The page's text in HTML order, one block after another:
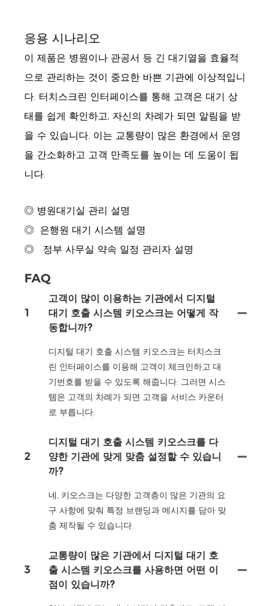
응용 시나리오
이 제품은 병원이나 관공서 등 긴 대기열을 효율적
으로 관리하는 것이 중요한 바쁜 기관에 이상적입니
다. 터치스크린 인터페이스를 통해 고객은 대기 상
태를 쉽게 확인하고, 자신의 차례가 되면 알림을 받
을 수 있습니다. 이는 교통량이 많은 환경에서 운영
을 간소화하고 고객 만족도를 높이는 데 도움이 됩
니다.
◎ 병원대기실 관리 설명
◎ 은행원 대기 시스템 설명
◎
정부 사무실 약속 일정 관리자 설명
FAQ
1
고객이 많이 이용하는 기관에서 디지털
대기 호출 시스템 키오스크는 어떻게 작
동합니까?
디지털 대기 호출 시스템 키오스크는 터치스크
린 인터페이스를 이용해 고객이 체크인하고 대
기번호를 받을 수 있도록 해줍니다. 그러면 시스
템은 고객의 차례가 되면 고객을 서비스 카운터
로 부릅니다.
2
디지털 대기 호출 시스템 키오스크를 다
양한 기관에 맞게 맞춤 설정할 수 있습니
까?
네, 키오스크는 다양한 고객층이 많은 기관의 요
구 사항에 맞춰 특정 브랜딩과 메시지를 담아 맞
춤 제작될 수 있습니다.
3
교통량이 많은 기관에서 디지털 대기 호
출 시스템 키오스크를 사용하면 어떤 이
점이 있습니까?